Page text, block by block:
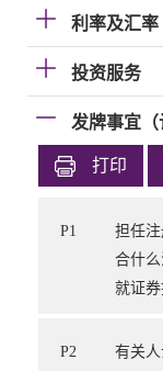
利率及汇率
投资服务
发牌事宜（
打印
P1
担任
合什
就证
P2
有关